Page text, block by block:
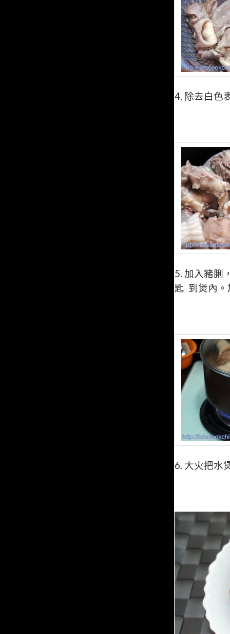
4. 除去白色
5. 加入豬脷
匙 到煲內。
6. 大火把水